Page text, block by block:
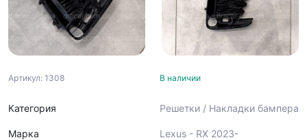
Артикул: 1308
Категория
Марка
В наличии
Решетки / Накладки бампера
Lexus - RX 2023-